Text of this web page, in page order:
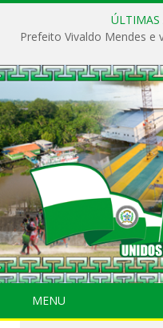
ÚLTIMAS
MENU